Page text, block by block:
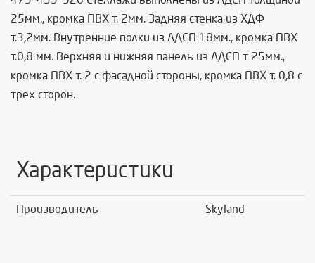
25мм., кромка ПВХ т. 2мм. Задняя стенка из ХДФ
т.3,2мм. Внутренние полки из ЛДСП 18мм., кромка ПВХ
т.0,8 мм. Верхняя и нижняя панель из ЛДСП т 25мм.,
кромка ПВХ т. 2 с фасадной стороны, кромка ПВХ т. 0,8 с
трех сторон.
Характеристики
Производитель Skyland